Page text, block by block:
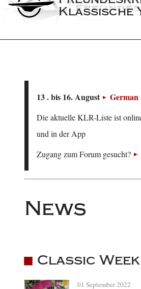
Klassische
13 . bis 16. August German
Die aktuelle KLR-Liste ist
und in der App
Zugang zum Forum gesucht?
News
Classic
01 September 2022